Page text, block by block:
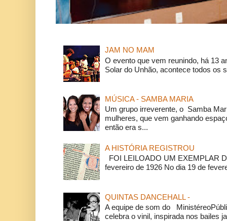
JAM NO MAM
O evento que vem reunindo, há 13
Solar do Unhão, acontece todos os
MÚSICA - SAMBA MARIA
Um grupo irreverente, o Samba
mulheres, que vem ganhando
então era s...
A HISTÓRIA REGISTROU
FOI LEILOADO UM EXEMPLAR
fevereiro de 1926 No dia 19 de
QUINTAS DANCEHALL -
A equipe de som do
celebra o vinil, inspirada nos bailes